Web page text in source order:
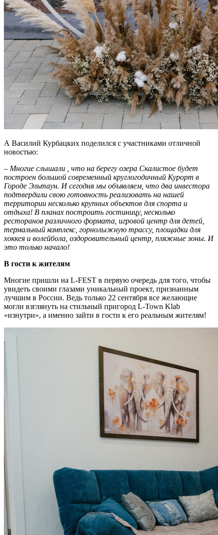
А Василий Курбацких поделился с участниками отличной
новостью:
– Многие слышали , что на берегу озера Скалистое будет
построен большой современный круглогодичный Курорт в
Городе Эльтаун. И сегодня мы объявляем, что два инвестора
подтвердили свою готовность реализовать на нашей
территории несколько крупных объектов для спорта и
отдыха! В планах построить гостиницу, несколько
ресторанов различного формата, игровой центр для детей,
термальный комплекс, горнолыжную трассу, площадки для
хоккея и волейбола, оздоровительный центр, пляжные зоны. И
это только начало!
В гости к жителям
Многие пришли на L-FEST в первую очередь для того, чтобы
увидеть своими глазами уникальный проект, признанным
лучшим в России. Ведь только 22 сентября все желающие
могли взглянуть на стильный пригород L-Town Klab
«изнутри», а именно зайти в гости к его реальным жителям!